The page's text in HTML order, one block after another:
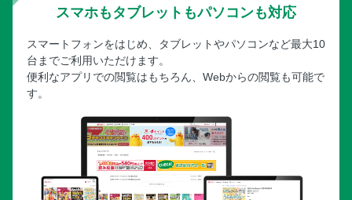
スマホもタブレットもパソコンも対応
スマートフォンをはじめ、タブレットやパソコンなど最大10
台までご利用いただけます。
便利なアプリでの閲覧はもちろん、Webからの閲覧も可能で
す。